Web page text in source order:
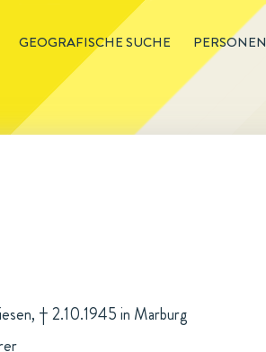
GEOGRAFISCHE SUCHE PERSONEN
† 2.10.1945 in Marburg